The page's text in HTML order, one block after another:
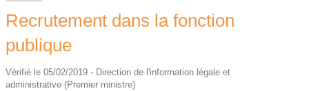
Recrutement dans la fonction
publique
Vérifié le 05/02/2019 - Direction de l'information légale et
administrative (Premier ministre)